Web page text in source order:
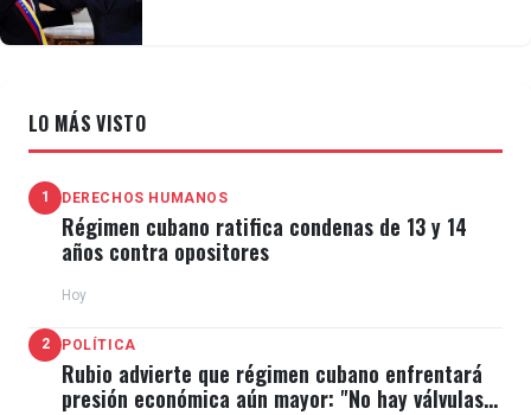
LO MÁS VISTO
1 DERECHOS HUMANOS
Régimen cubano ratifica condenas de 13 y 14
años contra opositores
Hoy
2 POLÍTICA
Rubio advierte que régimen cubano enfrentará
presión económica aún mayor: "No hay válvulas